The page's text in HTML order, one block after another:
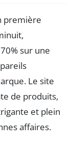
première
sur une
Le site
de produits,
et plein
affaires.